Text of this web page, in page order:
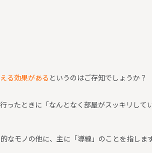
る効果がある というのはご存知でしょうか？
ったときに「なんとなく部屋がスッキリして
なモノの他に、主に「導線」のことを指します